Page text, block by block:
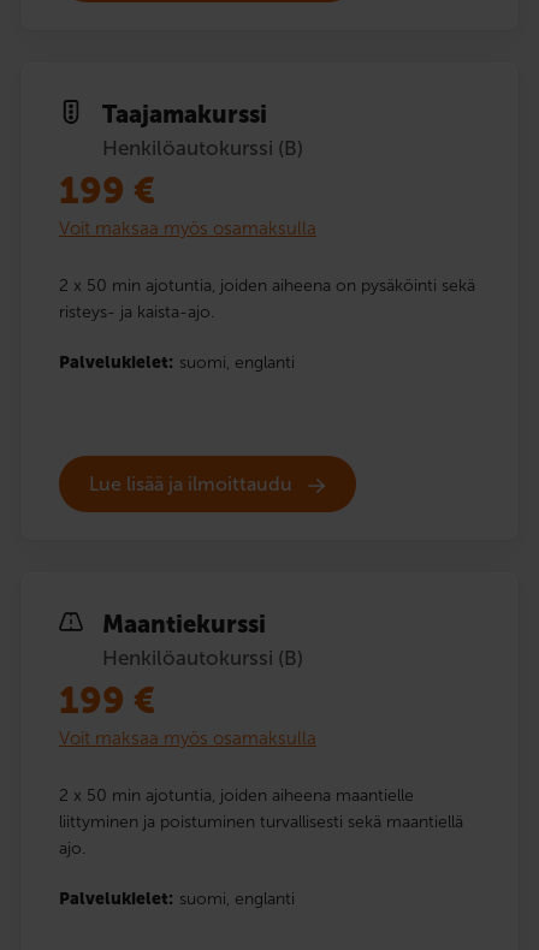
Taajama­kurssi
Henkilöautokurssi (B)
199 €
Voit maksaa myös osamaksulla
2 x 50 min ajotuntia, joiden aiheena on pysäköinti sekä
risteys- ja kaista-ajo.
Palvelukielet: suomi, englanti
Lue lisää ja ilmoittaudu
Maantiekurssi
Henkilöautokurssi (B)
199 €
Voit maksaa myös osamaksulla
2 x 50 min ajotuntia, joiden aiheena maantielle
liittyminen ja poistuminen turvallisesti sekä maantiellä
ajo.
Palvelukielet: suomi, englanti